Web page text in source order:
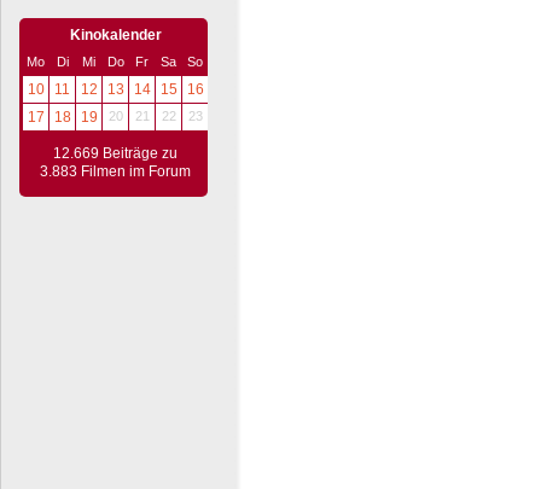
Kinokalender
Mo Di Mi Do Fr Sa So
10 11 12 13 14 15
16
17
18 19 20 21 22 23
12.669 Beiträge zu
3.883 Filmen im Forum